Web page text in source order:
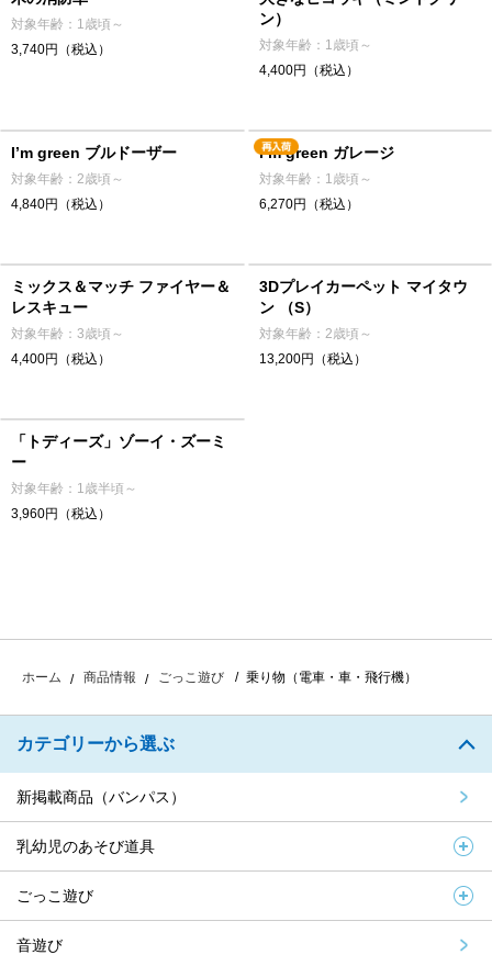
対象年齢：1歳頃～
3,740円（税込）
ン）
対象年齢：1歳頃～
4,400円（税込）
I’m green ブルドーザー
対象年齢：2歳頃～
4,840円（税込）
I’m green ガレージ
対象年齢：1歳頃～
6,270円（税込）
ミックス＆マッチ ファイヤー＆
レスキュー
対象年齢：3歳頃～
4,400円（税込）
3Dプレイカーペット マイタウ
ン （S）
対象年齢：2歳頃～
13,200円（税込）
「トディーズ」ゾーイ・ズーミ
ー
対象年齢：1歳半頃～
3,960円（税込）
ホーム 商品情報 ごっこ遊び 乗り物（電車・車・飛行機）
カテゴリーから選ぶ
新掲載商品（バンパス）
乳幼児のあそび道具
ごっこ遊び
音遊び